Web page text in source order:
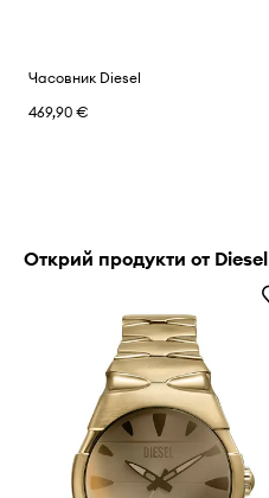
Часовник Diesel
469,90 €
Открий продукти от Diesel